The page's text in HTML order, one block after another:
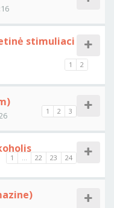
stimuliaci
1 2
1 2 3
1 ... 22 23 24